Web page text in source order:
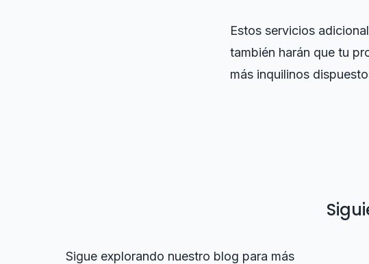
Estos servicios
también harán que tu
más inquilinos
Sigue explorando nuestro blog para más